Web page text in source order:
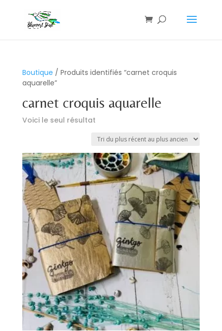
Boutique / Produits identifiés “carnet croquis
aquarelle”
carnet croquis aquarelle
Voici le seul résultat